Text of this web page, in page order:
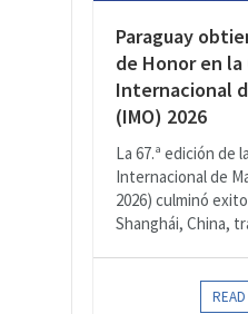
Paraguay
de Honor en la
Internacional
(IMO) 2026
La 67.ª edición de
Internacional de
2026) culminó
Shanghái, China,